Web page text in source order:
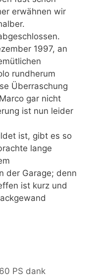
erwähnen wir
1997, an
rundherum
Überraschung
gar nicht
ist nun leider
ist, gibt es so
lange
der Garage; denn
ist kurz und
PS dank